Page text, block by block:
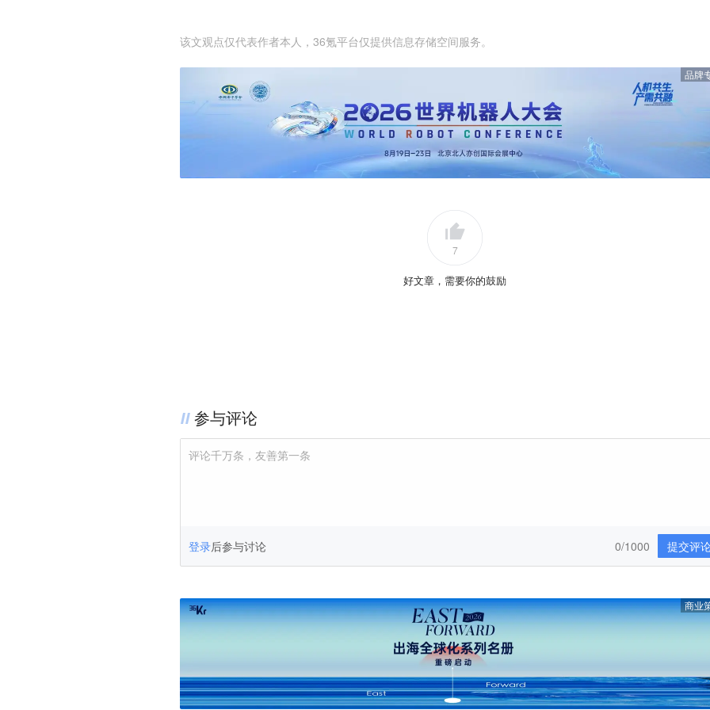
该文观点仅代表作者本人，36氪平台仅提供信息存储空间服务。
品牌
7
好文章，需要你的鼓励
参与评论
评论千万条，友善第一条
登录后参与讨论 提交评
0/1000
商业